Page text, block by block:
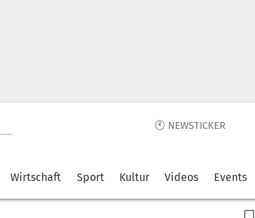
🕙 NEWSTICKER
Wirtschaft Sport Kultur Videos Events